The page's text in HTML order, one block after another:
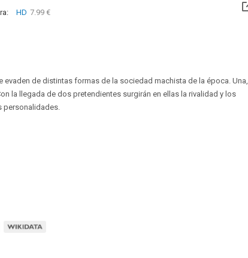
HD 7.99 €
evaden de distintas formas de la sociedad machista de la época. Una,
la llegada de dos pretendientes surgirán en ellas la rivalidad y los
personalidades.